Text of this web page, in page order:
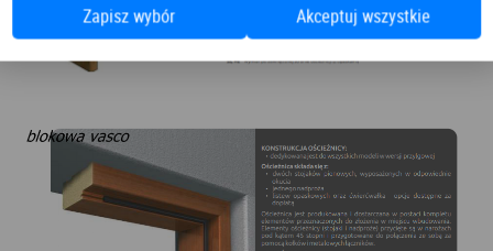
Zapisz wybór Akceptuj wszystkie